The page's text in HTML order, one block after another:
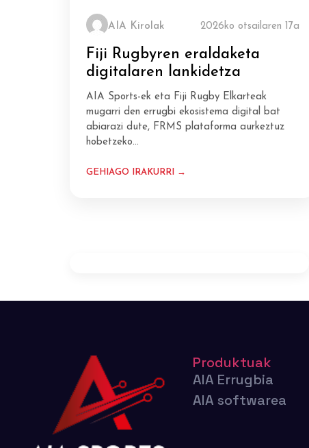
AIA Kirolak 2026ko otsailaren 17a
Fiji Rugbyren eraldaketa
digitalaren lankidetza
AIA Sports-ek eta Fiji Rugby Elkarteak
mugarri den errugbi ekosistema digital bat
abiarazi dute, FRMS plataforma aurkeztuz
hobetzeko…
GEHIAGO IRAKURRI →
Produktuak
AIA Errugbia
AIA softwarea